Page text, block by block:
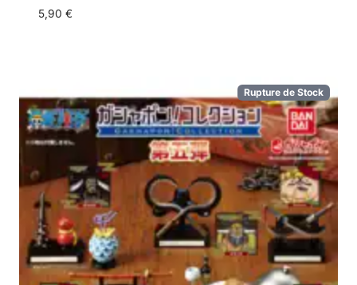
5,90 €
Rupture de Stock